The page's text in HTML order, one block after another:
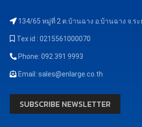
134/65 หมู่ที่ 2 ต.บ้านฉาง อ.บ้านฉาง จ.ระ
Tex id : 0215561000070
Phone: 092 391 9993
Email: sales@enlarge.co.th
SUBSCRIBE NEWSLETTER